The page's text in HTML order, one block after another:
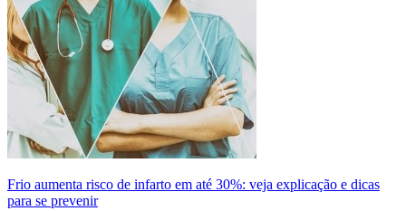
Frio aumenta risco de infarto em até 30%: veja explicação e dicas
para se prevenir